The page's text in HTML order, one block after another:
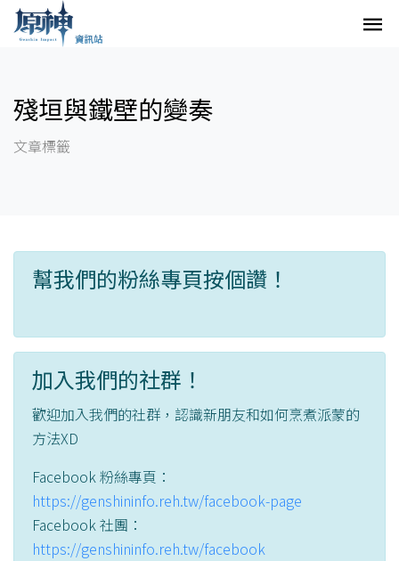
殘垣與鐵壁的變奏
文章標籤
幫我們的粉絲專頁按個讚！
加入我們的社群！
歡迎加入我們的社群，認識新朋友和如何烹煮派蒙的
方法XD
Facebook 粉絲專頁：
https://genshininfo.reh.tw/facebook-page
Facebook 社團：
https://genshininfo.reh.tw/facebook